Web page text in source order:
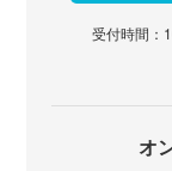
受付時間：
オ